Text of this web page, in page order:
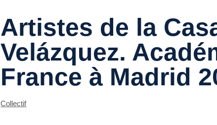
Artistes de la
Velázquez.
France à Madrid
Collectif